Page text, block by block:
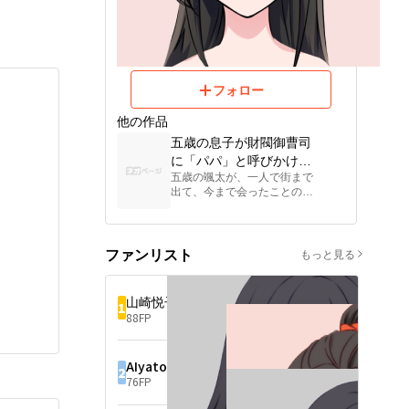
フォロー
他の作品
五歳の息子が財閥御曹司
に「パパ」と呼びかけた
ら、捨てられた母親は裏
の女王でした
五歳の颯太が、一人で街まで
出て、今まで会ったことのな
彼を一人で育て、父親のこと
は一度も口にしなかった。
しかし、財閥三代目の有栖川
渉は信じなかった。彼は机の
後に処理するつもりだった。
だが調べていくうちに、全国
トップの心臓外科医が彼女を
サポートしていることがわか
ファンリスト もっと見る
1山崎悦子
88FP
2AIyato
76FP